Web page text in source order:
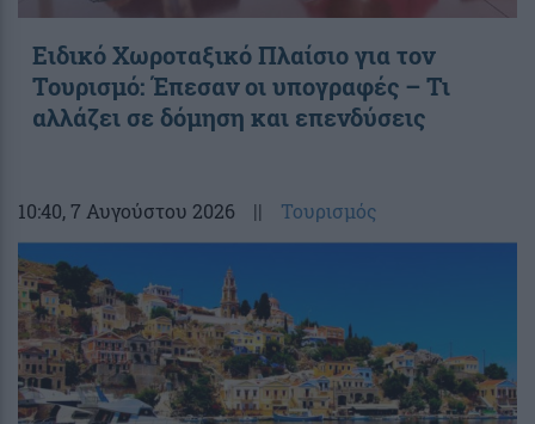
Ειδικό Χωροταξικό Πλαίσιο για τον
Τουρισμό: Έπεσαν οι υπογραφές – Τι
αλλάζει σε δόμηση και επενδύσεις
10:40, 7 Αυγούστου 2026 || Τουρισμός